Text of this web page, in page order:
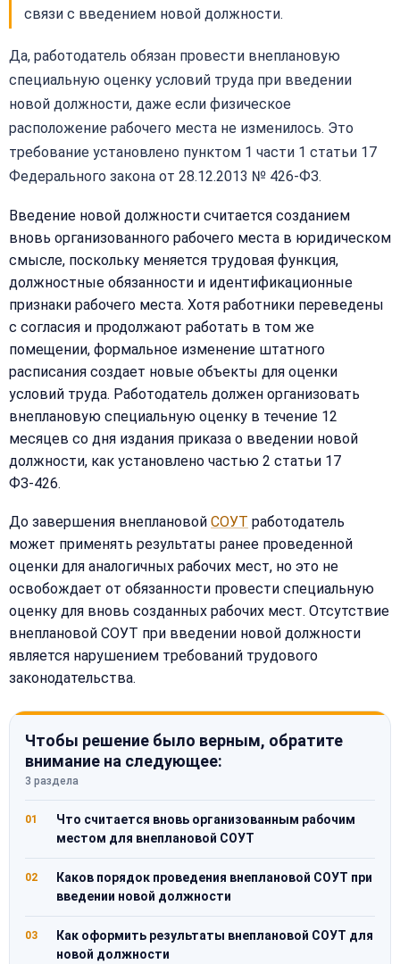
связи с введением новой должности.
Да, работодатель обязан провести внеплановую
специальную оценку условий труда при введении
новой должности, даже если физическое
расположение рабочего места не изменилось. Это
требование установлено пунктом 1 части 1 статьи 17
Федерального закона от 28.12.2013 № 426-ФЗ.
Введение новой должности считается созданием
вновь организованного рабочего места в юридическом
смысле, поскольку меняется трудовая функция,
должностные обязанности и идентификационные
признаки рабочего места. Хотя работники переведены
с согласия и продолжают работать в том же
помещении, формальное изменение штатного
расписания создает новые объекты для оценки
условий труда. Работодатель должен организовать
внеплановую специальную оценку в течение 12
месяцев со дня издания приказа о введении новой
должности, как установлено частью 2 статьи 17
ФЗ-426.
До завершения внеплановой СОУТ работодатель
может применять результаты ранее проведенной
оценки для аналогичных рабочих мест, но это не
освобождает от обязанности провести специальную
оценку для вновь созданных рабочих мест. Отсутствие
внеплановой СОУТ при введении новой должности
является нарушением требований трудового
законодательства.
Чтобы решение было верным, обратите
внимание на следующее:
3 раздела
01
Что считается вновь организованным рабочим
местом для внеплановой СОУТ
02
Каков порядок проведения внеплановой СОУТ при
введении новой должности
03
Как оформить результаты внеплановой СОУТ для
новой должности